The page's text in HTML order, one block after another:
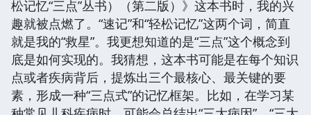
松记忆“三点”丛书）（第二版）》这本书时，我的兴
趣就被点燃了。“速记”和“轻松记忆”这两个词，简直
就是我的“救星”。我更想知道的是“三点”这个概念到
底是如何实现的。我猜想，这本书可能是在每个知识
点或者疾病背后，提炼出三个最核心、最关键的要
素，形成一种“三点式”的记忆框架。比如，在学习某